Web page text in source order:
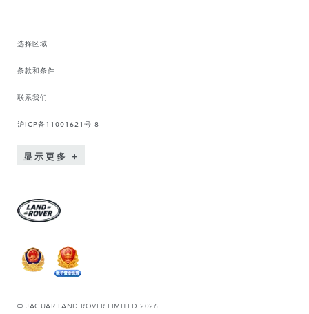
选择区域
条款和条件
联系我们
沪ICP备11001621号-8
显示更多
© JAGUAR LAND ROVER LIMITED 2026